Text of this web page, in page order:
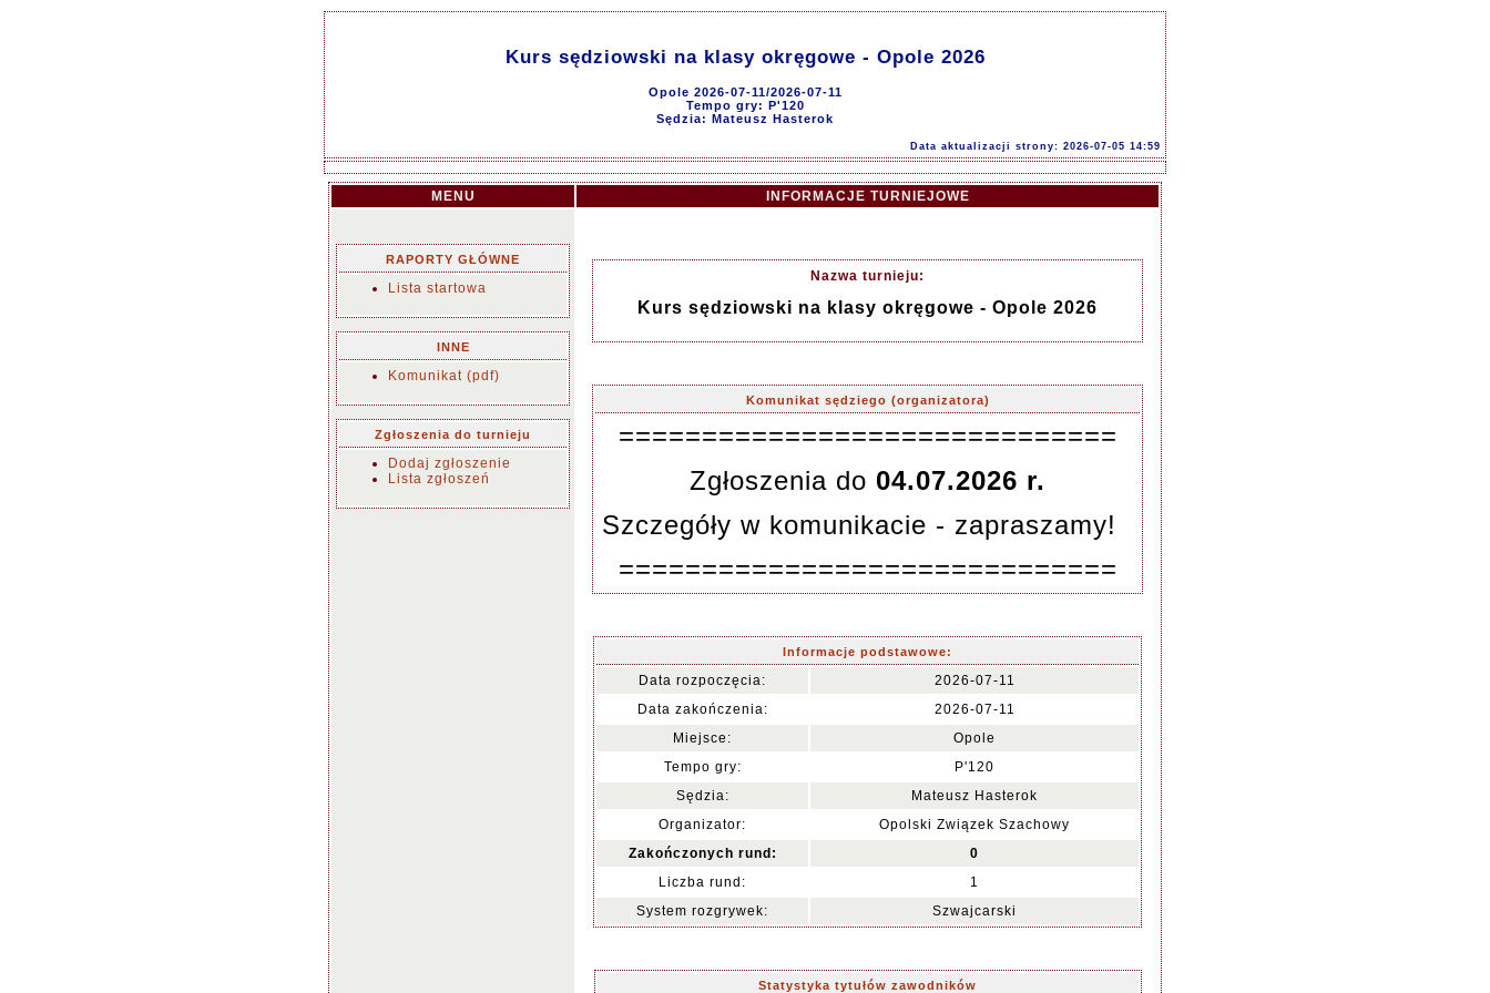
Kurs sędziowski na klasy okręgowe - Opole 2026
Opole 2026-07-11/2026-07-11
Tempo gry: P'120
Sędzia: Mateusz Hasterok
Data aktualizacji strony: 2026-07-05 14:59
MENU INFORMACJE TURNIEJOWE
RAPORTY GŁÓWNE
Lista startowa
INNE
Komunikat (pdf)
Zgłoszenia do turnieju
Dodaj zgłoszenie
Lista zgłoszeń
Nazwa turnieju:
Kurs sędziowski na klasy okręgowe - Opole 2026
Komunikat sędziego (organizatora)
==============================
Zgłoszenia do 04.07.2026 r.
Szczegóły w komunikacie - zapraszamy!
==============================
Informacje podstawowe:
Data rozpoczęcia:
2026-07-11
Data zakończenia:
2026-07-11
Miejsce:
Opole
Tempo gry:
P'120
Sędzia:
Mateusz Hasterok
Organizator:
Opolski Związek Szachowy
Zakończonych rund:
0
Liczba rund:
1
System rozgrywek:
Szwajcarski
Statystyka tytułów zawodników